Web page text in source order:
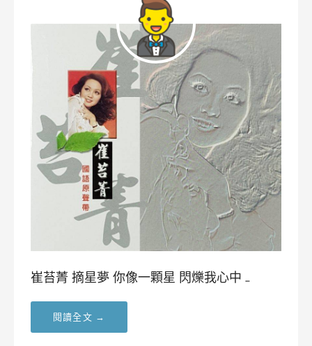
崔苔菁 摘星夢 你像一顆星 閃爍我心中 …
閱讀全文 →